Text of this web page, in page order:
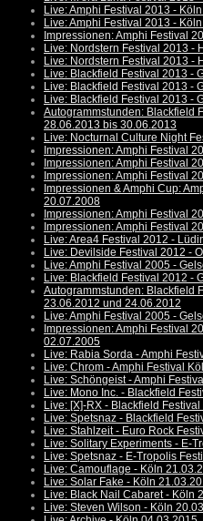
Live: Amphi Festival 2013 -
Live: Amphi Festival 2013 -
Impressionen: Amphi Festival
Live: Nordstern Festival 2013 -
Live: Nordstern Festival 2013 -
Live: Blackfield Festival 2013 -
Live: Blackfield Festival 2013 -
Live: Blackfield Festival 2013 -
Autogrammstunden: Blackfield
28.06.2013 bis 30.06.2013
Live: Nocturnal Culture Night
Impressionen: Amphi Festival
Impressionen: Amphi Festival
Impressionen: Amphi Festival
Impressionen & Amphi Cup:
20.07.2008
Impressionen: Amphi Festival
Impressionen: Amphi Festival
Live: Area4 Festival 2012 -
Live: Devilside Festival 2012 -
Live: Amphi Festival 2005 -
Live: Blackfield Festival 2012 -
Autogrammstunden: Blackfield
23.06.2012 und 24.06.2012
Live: Amphi Festival 2005 -
Impressionen: Amphi Festival
02.07.2005
Live: Rabia Sorda - Amphi
Live: Chrom - Amphi Festival
Live: Schöngeist - Amphi
Live: Mono Inc. - Blackfield
Live: [X]-RX - Blackfield
Live: Spetsnaz - Blackfield
Live: Stahlzeit - Euro Rock
Live: Solitary Experiments - E-
Live: Spetsnaz - E-Tropolis
Live: Camouflage - Köln
Live: Solar Fake - Köln
Live: Black Nail Cabaret - Köln
Live: Steven Wilson - Köln